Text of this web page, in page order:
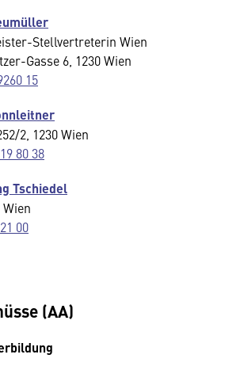
Stellvertreterin Wien
Gasse 6, 1230 Wien
15
2, 1230 Wien
80 38
Tschiedel
00
(AA)